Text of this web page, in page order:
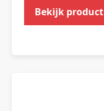
Bekijk product